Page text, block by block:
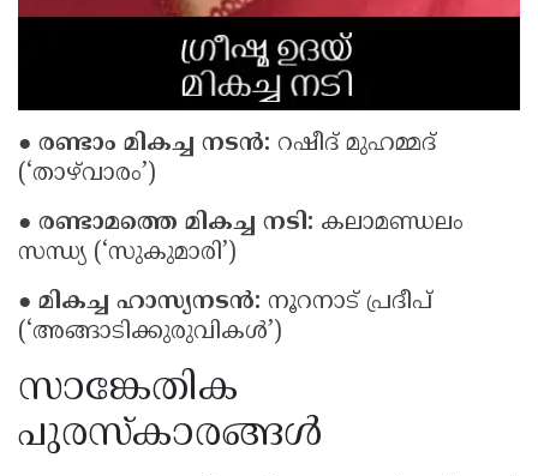
● രണ്ടാം മികച്ച നടൻ: റഷീദ് മുഹമ്മദ്
(‘താഴ്‌വാരം’)
● രണ്ടാമത്തെ മികച്ച നടി: കലാമണ്ഡലം
സന്ധ്യ (‘സുകുമാരി’)
● മികച്ച ഹാസ്യനടൻ: നൂറനാട് പ്രദീപ്
(‘അങ്ങാടിക്കുരുവികൾ’)
സാങ്കേതിക
പുരസ്‌കാരങ്ങൾ